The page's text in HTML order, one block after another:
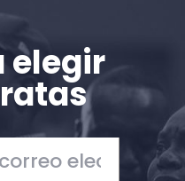
elegir